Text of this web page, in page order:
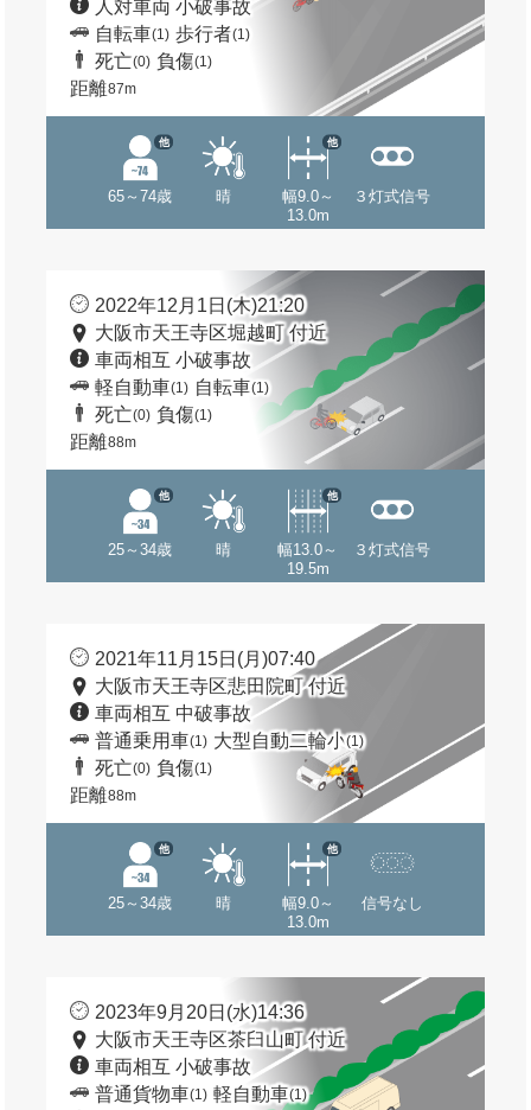
人対車両 小破事故
自転車(1) 歩行者(1)
死亡(0) 負傷(1)
距離87m
65～74歳
他
晴
幅9.0～
13.0m
他
３灯式信号
2022年12月1日(木)21:20
大阪市天王寺区堀越町 付近
車両相互 小破事故
軽自動車(1) 自転車(1)
死亡(0) 負傷(1)
距離88m
25～34歳
他
晴
幅13.0～
19.5m
他
３灯式信号
2021年11月15日(月)07:40
大阪市天王寺区悲田院町 付近
車両相互 中破事故
普通乗用車(1) 大型自動二輪小(1)
死亡(0) 負傷(1)
距離88m
25～34歳
他
晴
幅9.0～
13.0m
他
信号なし
2023年9月20日(水)14:36
大阪市天王寺区茶臼山町 付近
車両相互 小破事故
普通貨物車(1) 軽自動車(1)